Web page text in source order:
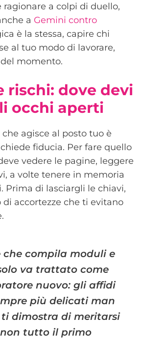
ragionare a colpi di duello,
a Gemini contro
è la stessa, capire chi
al tuo modo di lavorare,
momento.
rischi: dove devi
occhi aperti
che agisce al posto tuo è
fiducia. Per fare quello
vedere le pagine, leggere
a volte tenere in memoria
Prima di lasciargli le chiavi,
di accortezze che ti evitano
che compila moduli e
va trattato come
nuovo: gli affidi
più delicati man
dimostra di meritarsi
tutto il primo